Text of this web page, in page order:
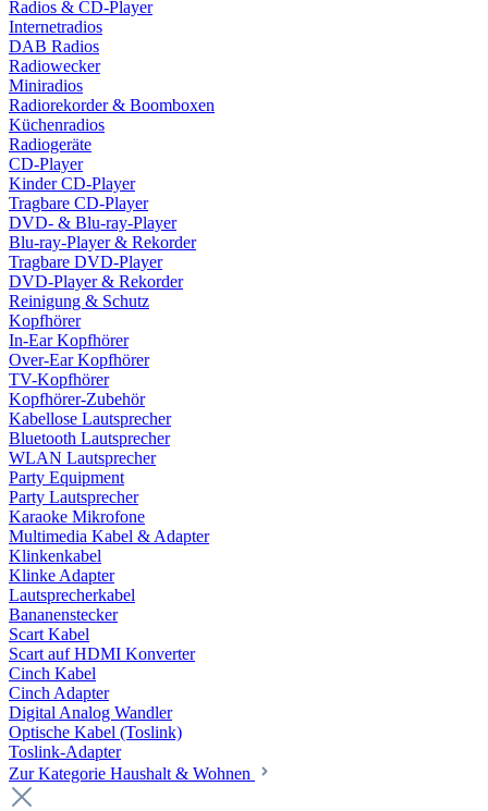
Radios & CD-Player
Internetradios
DAB Radios
Radiowecker
Miniradios
Radiorekorder & Boomboxen
Küchenradios
Radiogeräte
CD-Player
Kinder CD-Player
Tragbare CD-Player
DVD- & Blu-ray-Player
Blu-ray-Player & Rekorder
Tragbare DVD-Player
DVD-Player & Rekorder
Reinigung & Schutz
Kopfhörer
In-Ear Kopfhörer
Over-Ear Kopfhörer
TV-Kopfhörer
Kopfhörer-Zubehör
Kabellose Lautsprecher
Bluetooth Lautsprecher
WLAN Lautsprecher
Party Equipment
Party Lautsprecher
Karaoke Mikrofone
Multimedia Kabel & Adapter
Klinkenkabel
Klinke Adapter
Lautsprecherkabel
Bananenstecker
Scart Kabel
Scart auf HDMI Konverter
Cinch Kabel
Cinch Adapter
Digital Analog Wandler
Optische Kabel (Toslink)
Toslink-Adapter
Zur Kategorie Haushalt & Wohnen